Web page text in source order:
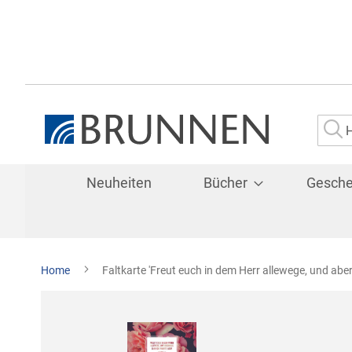
Neuheiten Bücher
Home Faltkarte 'Freut euch in dem Herr allewege, und